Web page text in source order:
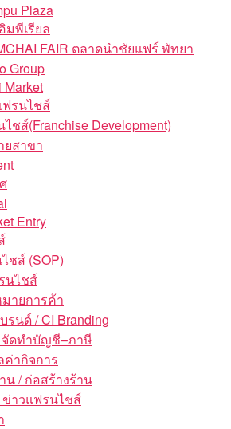
Plaza
มพีเรียล
FAIR ตลาดนำชัยแฟร์ พัทยา
Group
Market
ฟรนไชส์
ชส์(Franchise Development)
ยสาขา
Entry
ชส์ (SOP)
นไชส์
ายการค้า
รนด์ / CI Branding
จัดทำบัญชี–ภาษี
ค่ากิจการ
น / ก่อสร้างร้าน
าวแฟรนไชส์